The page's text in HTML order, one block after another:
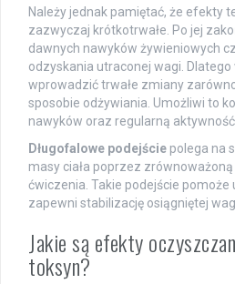
Należy jednak pamiętać, że efekty
zazwyczaj krótkotrwałe. Po jej
dawnych nawyków żywieniowych
odzyskania utraconej wagi.
wprowadzić trwałe zmiany
sposobie odżywiania. Umożliwi to
nawyków oraz regularną
Długofalowe podejście polega na
masy ciała poprzez
ćwiczenia. Takie podejście
zapewni stabilizację osiągniętej
Jakie są efekty
toksyn?